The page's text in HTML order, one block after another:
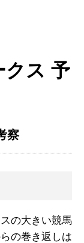
クス 予
察
の大きい競馬
の巻き返しは